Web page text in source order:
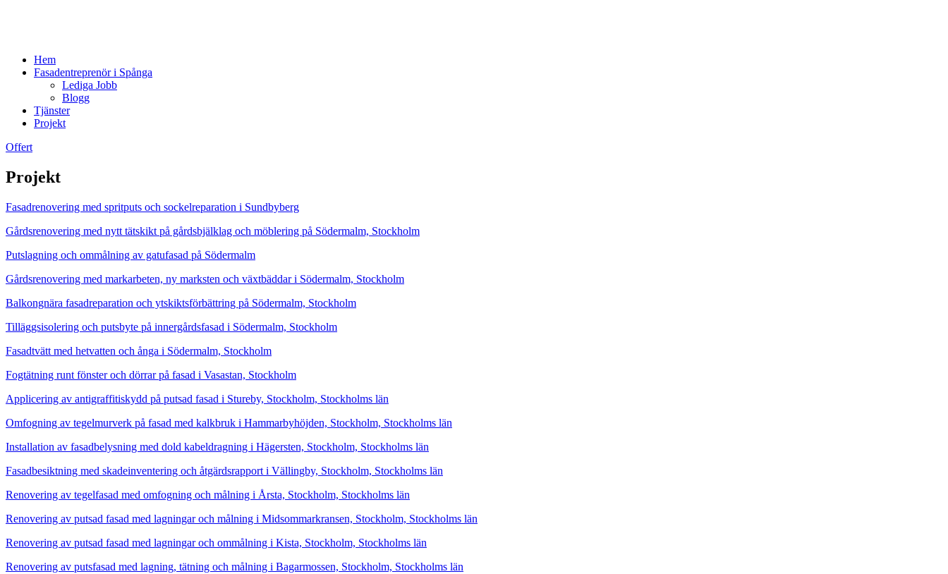
Hem
Fasadentreprenör i Spånga
Lediga Jobb
Blogg
Tjänster
Projekt
Offert
Projekt
Fasadrenovering med spritputs och sockelreparation i Sundbyberg
Gårdsrenovering med nytt tätskikt på gårdsbjälklag och möblering på Södermalm, Stockholm
Putslagning och ommålning av gatufasad på Södermalm
Gårdsrenovering med markarbeten, ny marksten och växtbäddar i Södermalm, Stockholm
Balkongnära fasadreparation och ytskiktsförbättring på Södermalm, Stockholm
Tilläggsisolering och putsbyte på innergårdsfasad i Södermalm, Stockholm
Fasadtvätt med hetvatten och ånga i Södermalm, Stockholm
Fogtätning runt fönster och dörrar på fasad i Vasastan, Stockholm
Applicering av antigraffitiskydd på putsad fasad i Stureby, Stockholm, Stockholms län
Omfogning av tegelmurverk på fasad med kalkbruk i Hammarbyhöjden, Stockholm, Stockholms län
Installation av fasadbelysning med dold kabeldragning i Hägersten, Stockholm, Stockholms län
Fasadbesiktning med skadeinventering och åtgärdsrapport i Vällingby, Stockholm, Stockholms län
Renovering av tegelfasad med omfogning och målning i Årsta, Stockholm, Stockholms län
Renovering av putsad fasad med lagningar och målning i Midsommarkransen, Stockholm, Stockholms län
Renovering av putsad fasad med lagningar och ommålning i Kista, Stockholm, Stockholms län
Renovering av putsfasad med lagning, tätning och målning i Bagarmossen, Stockholm, Stockholms län